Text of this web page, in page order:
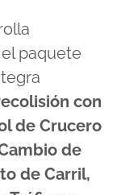
paquete
con
de Crucero
de
de Carril,